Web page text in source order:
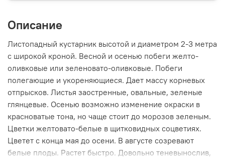
Описание
Листопадный кустарник высотой и диаметром 2-3 метра
с широкой кроной. Весной и осенью побеги желто-
оливковые или зеленовато-оливковые. Побеги
полегающие и укореняющиеся. Дает массу корневых
отпрысков. Листья заостренные, овальные, зеленые
глянцевые. Осенью возможно изменение окраски в
красноватые тона, но чаще стоит до морозов зеленым.
Цветки желтовато-белые в щитковидных соцветиях.
Цветет с конца мая до осени. В августе созревают
белые плоды. Растет быстро. Довольно теневынослив,